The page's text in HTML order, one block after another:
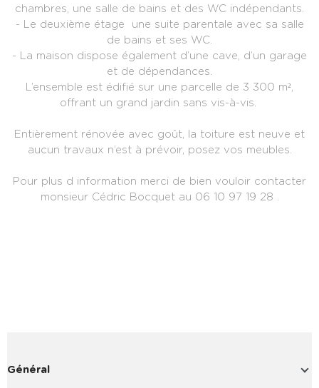
chambres, une salle de bains et des WC indépendants.
- Le deuxième étage une suite parentale avec sa salle
de bains et ses WC.
- La maison dispose également d’une cave, d’un garage
et de dépendances.
L’ensemble est édifié sur une parcelle de 3 300 m²,
offrant un grand jardin sans vis-à-vis.
Entièrement rénovée avec goût, la toiture est neuve et
aucun travaux n’est à prévoir, posez vos meubles.
Pour plus d information merci de bien vouloir contacter
monsieur Cédric Bocquet au 06 10 97 19 28 .
Général